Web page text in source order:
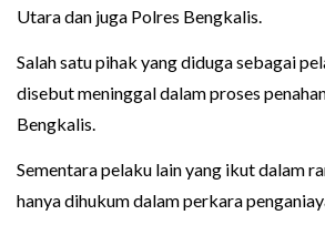
Utara dan juga Polres Bengkalis.
Salah satu pihak yang diduga sebagai
disebut meninggal dalam proses
Bengkalis.
Sementara pelaku lain yang ikut dalam
hanya dihukum dalam perkara